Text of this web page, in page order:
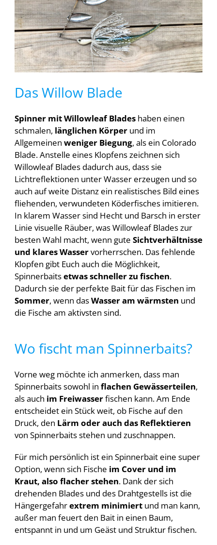
Das Willow Blade
Spinner mit Willowleaf Bladeshaben einen
schmalen, länglichen Körperund im
Allgemeinen weniger Biegung, als ein Colorado
Blade. Anstelle eines Klopfens zeichnen sich
Willowleaf Blades dadurch aus, dass sie
Lichtreflektionen unter Wasser erzeugen und so
auch auf weite Distanz ein realistisches Bild eines
fliehenden, verwundeten Köderfisches imitieren.
In klarem Wasser sind Hecht und Barsch in erster
Linie visuelle Räuber, was Willowleaf Blades zur
besten Wahl macht, wenn gute Sichtverhältnisse
und klares Wasservorherrschen. Das fehlende
Klopfen gibt Euch auch die Möglichkeit,
Spinnerbaitsetwas schneller zu fischen.
Dadurch sie der perfekte Bait für das Fischen im
Sommer, wenn dasWasser am wärmsten und
die Fische am aktivsten sind.
Wo fischt man Spinnerbaits?
Vorne weg möchte ich anmerken, dass man
Spinnerbaits sowohl in flachen Gewässerteilen,
als auch im Freiwasserfischen kann. Am Ende
entscheidet ein Stück weit, ob Fische auf den
Druck, den Lärm oder auch das Reflektieren
von Spinnerbaits stehen und zuschnappen.
Für mich persönlich ist ein Spinnerbait eine super
Option, wenn sich Fische im Cover und im
Kraut, also flacher stehen. Dank der sich
drehenden Blades und des Drahtgestells ist die
Hängergefahrextrem minimiertund man kann,
außer man feuert den Bait in einen Baum,
entspannt in und um Geäst und Struktur fischen.